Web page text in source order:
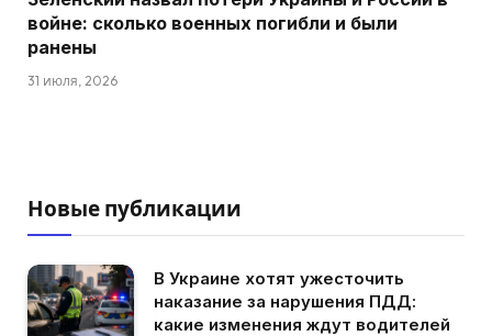
войне: сколько военных погибли и были
ранены
31 июля, 2026
Новые публикации
В Украине хотят ужесточить
наказание за нарушения ПДД:
какие изменения ждут водителей